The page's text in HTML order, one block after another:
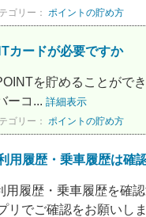
ゴリー： ポイントの貯め方
カードが必要ですか
を貯めることがで
ーコ... 詳細表示
ゴリー： ポイントの貯め方
用履歴・乗車履歴は確
履歴・乗車履歴を確
リでご確認をお願い